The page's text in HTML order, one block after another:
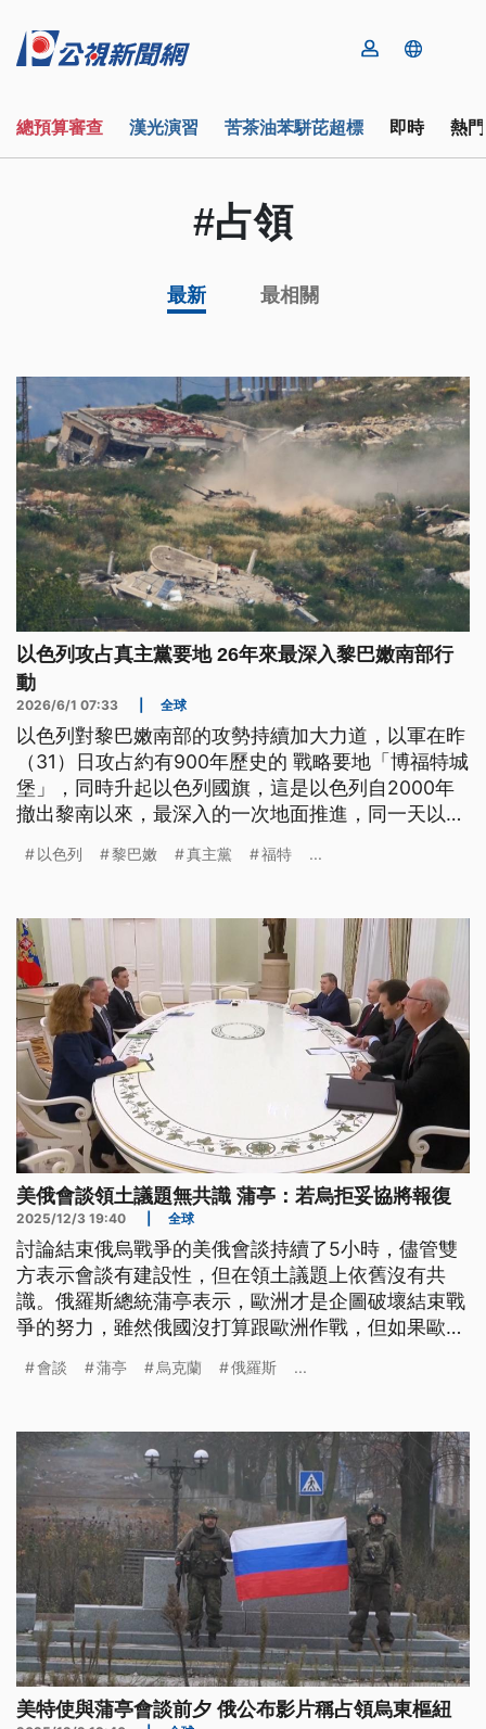
總預算審查 漢光演習 苦茶油苯駢芘超標 即時 熱
#占領
最新 最相關
以色列攻占真主黨要地 26年來最深入黎巴嫩南部行
動
2026/6/1 07:33 全球
以色列對黎巴嫩南部的攻勢持續加大力道，以軍在昨
（31）日攻占約有900年歷史的 戰略要地「博福特城
堡」，同時升起以色列國旗，這是以色列自2000年
撤出黎南以來，最深入的一次地面推進，同一天以軍
以色列 黎巴嫩 真主黨 福特 ...
美俄會談領土議題無共識 蒲亭：若烏拒妥協將報復
2025/12/3 19:40 全球
討論結束俄烏戰爭的美俄會談持續了5小時，儘管雙
方表示會談有建設性，但在領土議題上依舊沒有共
識。俄羅斯總統蒲亭表示，歐洲才是企圖破壞結束戰
爭的努力，雖然俄國沒打算跟歐洲作戰，但如果歐洲
否認俄方說已經占領「波克羅夫斯克」，還說這是俄
會談 蒲亭 烏克蘭 俄羅斯 ...
美特使與蒲亭會談前夕 俄公布影片稱占領烏東樞紐